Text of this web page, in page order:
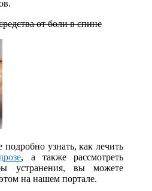
от боли в спине
узнать, как лечить
, а также рассмотреть
устранения, вы можете
на нашем портале.